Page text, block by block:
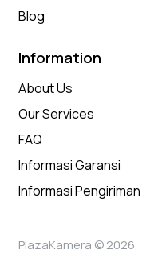
Blog
Information
About Us
Our Services
FAQ
Informasi Garansi
Informasi Pengiriman
PlazaKamera © 2026